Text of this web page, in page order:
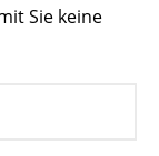
Sie keine